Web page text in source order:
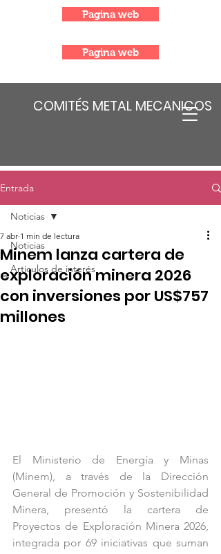
COMITÉS METAL MECANICOS
Pagina web
Pagina web
Entrada
Noticias
Articulos de interés
Noticias
Minem lanza cartera de
exploración minera 2026
con inversiones por US$757
millones
7 abr 1 min de lectura
El Ministerio de Energía y Minas
(Minem), a través de la Dirección
General de Promoción y Sostenibilidad
Minera, presentó la cartera de
Proyectos de Exploración Minera 2026,
integrada por 69 iniciativas que suman